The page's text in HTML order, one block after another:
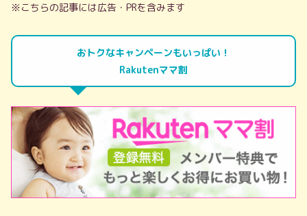
※こちらの記事には広告・PRを含みます
おトクなキャンペーンもいっぱい！
Rakutenママ割